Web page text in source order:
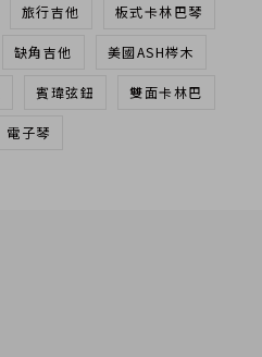
旅行吉他 板式卡林巴琴
缺角吉他 美國ASH梣木
賓瑋弦鈕 雙面卡林巴
電子琴